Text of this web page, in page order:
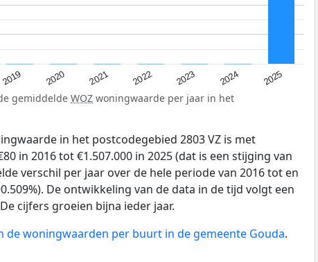
2019 2020 2021 2022 2023 2024 2025
gemiddelde WOZ woningwaarde per jaar in het
in het postcodegebied 2803 VZ is met
in 2016 tot €1.507.000 in 2025 (dat is een stijging van
verschil per jaar over de hele periode van 2016 tot en
De ontwikkeling van de data in de tijd volgt een
cijfers groeien bijna ieder jaar.
de woningwaarden per buurt in de gemeente Gouda.